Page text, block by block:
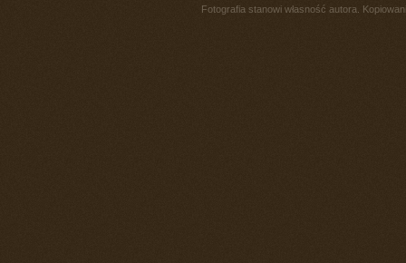
Fotografia stanowi własność autora.